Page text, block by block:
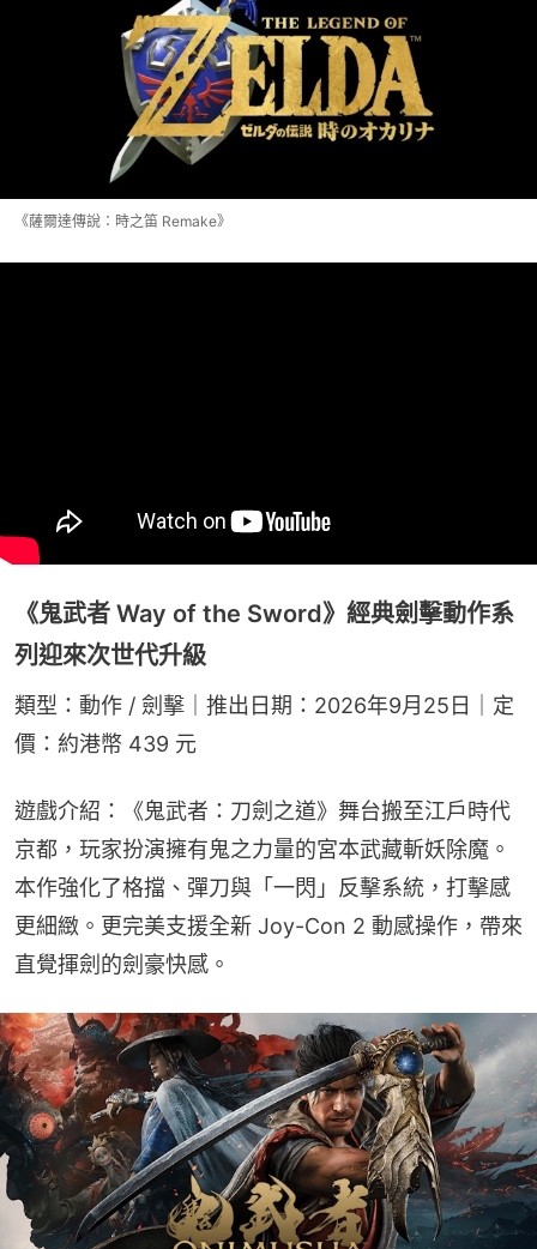
《薩爾達傳說：時之笛 Remake》
《鬼武者 Way of the Sword》經典劍擊動作系
列迎來次世代升級
類型：動作 / 劍擊｜推出日期：2026年9月25日｜定
價：約港幣 439 元
遊戲介紹：《鬼武者：刀劍之道》舞台搬至江戶時代
京都，玩家扮演擁有鬼之力量的宮本武藏斬妖除魔。
本作強化了格擋、彈刀與「一閃」反擊系統，打擊感
更細緻。更完美支援全新 Joy-Con 2 動感操作，帶來
直覺揮劍的劍豪快感。